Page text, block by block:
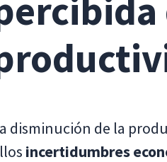
disminución de la
incertidumbres